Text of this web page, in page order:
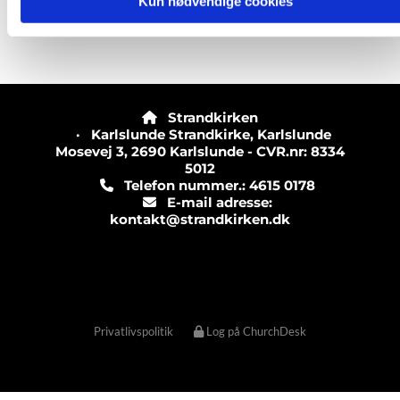

Strandkirken
· Karlslunde Strandkirke, Karlslunde
Mosevej 3, 2690 Karlslunde - CVR.nr: 8334
5012
Telefon nummer.: 4615 0178
E-mail adresse:
kontakt@strandkirken.dk
Privatlivspolitik Log på ChurchDesk